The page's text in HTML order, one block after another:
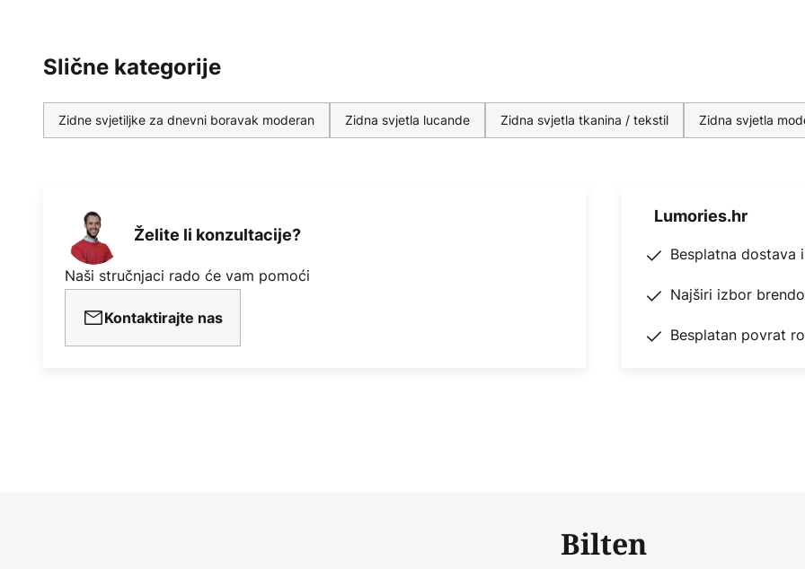
Slične kategorije
Zidne svjetiljke za dnevni boravak moderan Zidna svjetla lucande Zidna svjetla tkanina / tekstil Zidna svjetla
Želite li konzultacije?
Naši stručnjaci rado će vam pomoći
Kontaktirajte nas
Lumories.hr
Besplatna dostava
Najširi izbor
Besplatan povrat
Bilten